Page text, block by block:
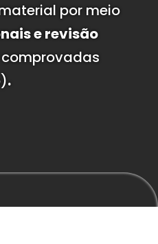
por meio
e revisão
.